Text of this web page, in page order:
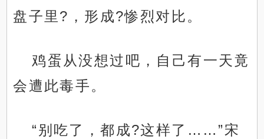
盘子里?，形成?惨烈对比。
鸡蛋从没想过吧，自己有一天竟
会遭此毒手。
“别吃了，都成?这样了……”宋